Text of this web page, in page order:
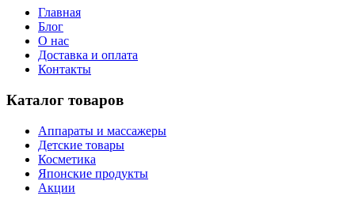
Главная
Блог
О нас
Доставка и оплата
Контакты
Каталог товаров
Аппараты и массажеры
Детские товары
Косметика
Японские продукты
Акции